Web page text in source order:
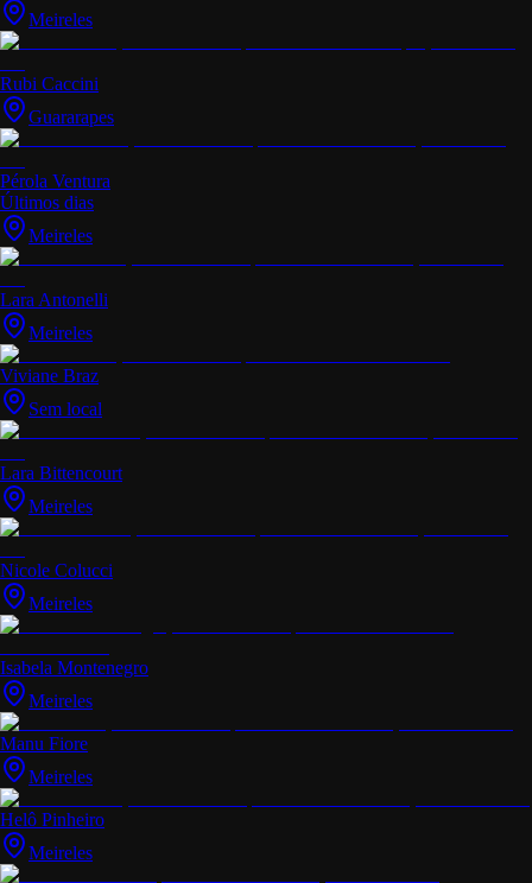
Meireles
Rubi Caccini
Guararapes
Pérola Ventura
Últimos dias
Meireles
Lara Antonelli
Meireles
Viviane Braz
Sem local
Lara Bittencourt
Meireles
Nicole Colucci
Meireles
Isabela Montenegro
Meireles
Manu Fiore
Meireles
Helô Pinheiro
Meireles